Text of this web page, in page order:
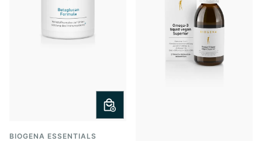
BIOGENA ESSENTIALS